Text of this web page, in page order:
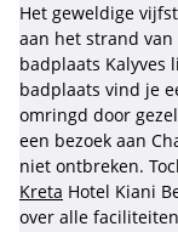
Het geweldige
aan het strand van
badplaats Kalyves
badplaats vind je
omringd door
een bezoek aan
niet ontbreken.
Kreta Hotel Kiani
over alle